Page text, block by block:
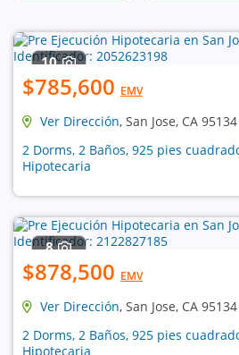
10
$785,600 EMV
Ver Dirección, San Jose, CA 95134
2 Dorms, 2 Baños, 925 pies
Hipotecaria
8
$878,500 EMV
Ver Dirección, San Jose, CA 95134
2 Dorms, 2 Baños, 925 pies
Hipotecaria